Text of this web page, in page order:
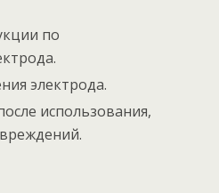
по
электрода.
использования,